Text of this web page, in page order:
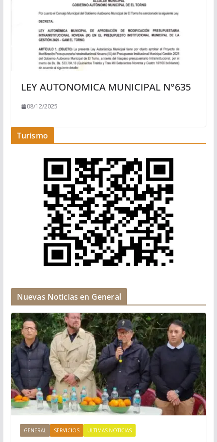
LEY AUTONOMICA MUNICIPAL N°635
08/12/2025
Turismo
Nuevas Noticias en General
GENERAL SERVICIOS ULTIMAS NOTICIAS